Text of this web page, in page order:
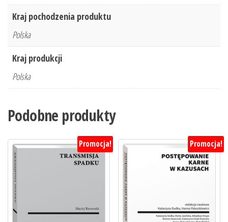
Kraj pochodzenia produktu
Polska
Kraj produkcji
Polska
Podobne produkty
Promocja! Promocja!